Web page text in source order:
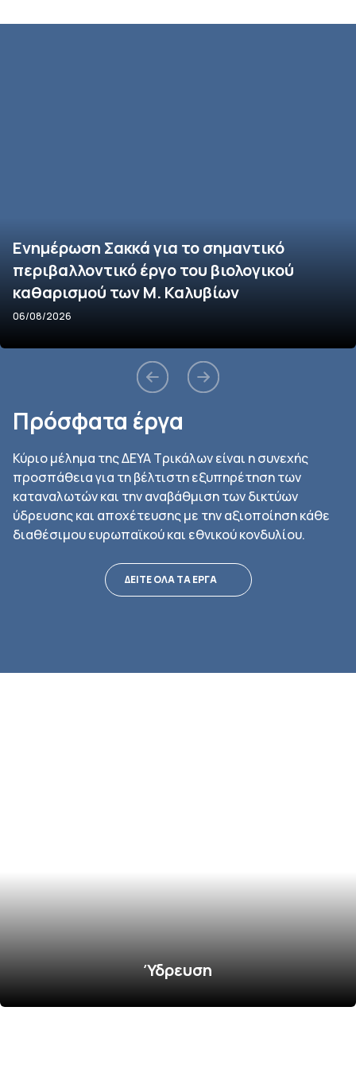
Πρόσφατα έργα
Κύριο μέλημα της ΔΕΥΑ Τρικάλων είναι η συνεχής
προσπάθεια για τη βέλτιστη εξυπηρέτηση των
καταναλωτών και την αναβάθμιση των δικτύων
ύδρευσης και αποχέτευσης με την αξιοποίηση κάθε
διαθέσιμου ευρωπαϊκού και εθνικού κονδυλίου.
ΔΕΙΤΕ ΟΛΑ ΤΑ ΕΡΓΑ
Ενημέρωση Σακκά για το σημαντικό
περιβαλλοντικό έργο του βιολογικού
καθαρισμού των Μ. Καλυβίων
06/08/2026
Ύδρευση